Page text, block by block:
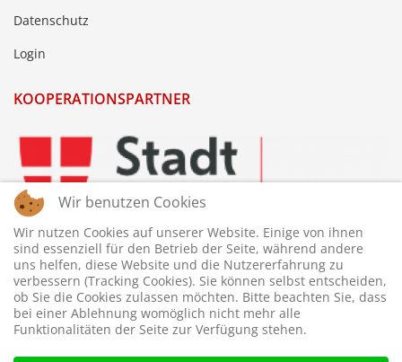
Datenschutz
Login
KOOPERATIONSPARTNER
Wir benutzen Cookies
Wir nutzen Cookies auf unserer Website. Einige von ihnen
sind essenziell für den Betrieb der Seite, während andere
uns helfen, diese Website und die Nutzererfahrung zu
verbessern (Tracking Cookies). Sie können selbst entscheiden,
ob Sie die Cookies zulassen möchten. Bitte beachten Sie, dass
bei einer Ablehnung womöglich nicht mehr alle
Funktionalitäten der Seite zur Verfügung stehen.